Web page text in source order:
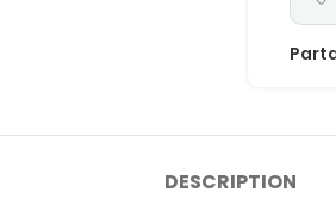
DESCRIPTION